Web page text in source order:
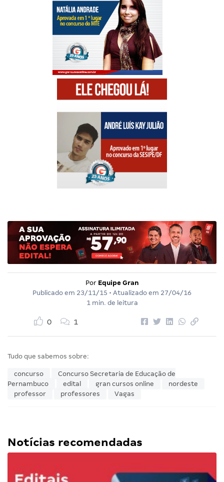
Por Equipe Gran
Publicado em 23/11/15 • Atualizado em 27/04/16
1 min. de leitura
0 1
Tudo que sabemos sobre:
concurso
Concurso Secretaria de Educação de
Pernambuco
edital gran cursos online
nordeste
professor
professores Vagas
Notícias recomendadas